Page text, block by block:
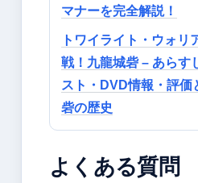
マナーを完全解説！
トワイライト・ウォリ
戦！九龍城砦 – あらす
スト・DVD情報・評価
砦の歴史
よくある質問